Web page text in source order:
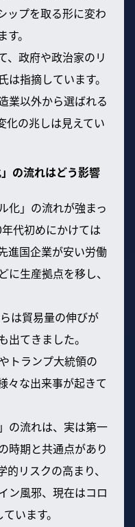
ップを取る形に変わ
。
、政府や政治家のリ
指摘しています。
業以外から選ばれる
化の兆しは見えてい
の流れはどう影響
化」の流れが強まっ
代初めにかけては
進国企業が安い労働
生産拠点を移し、
は貿易量の伸びが
てきました。
トランプ大統領の
々な出来事が起きて
の流れは、実は第一
時期と共通点があり
リスクの高まり、
ン風邪、現在はコロ
います。